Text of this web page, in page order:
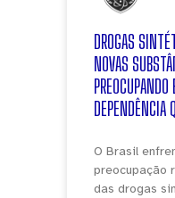
DROGAS
NOVAS
DEPENDÊNCIA
O Brasil
preocupação
das drogas